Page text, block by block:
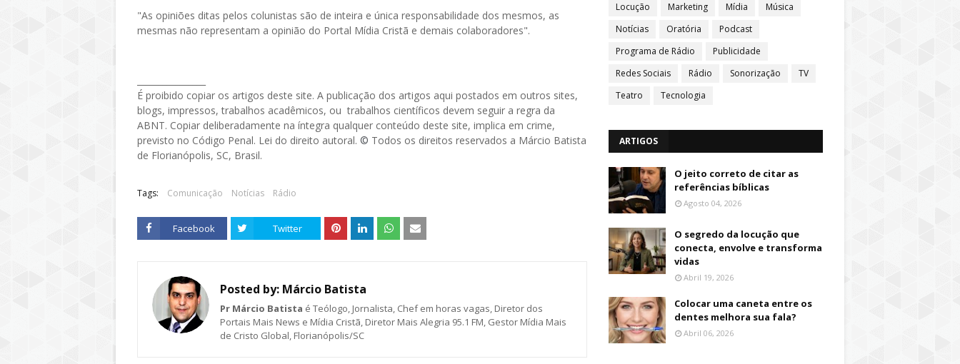
"As opiniões ditas pelos colunistas são de inteira e única responsabilidade dos mesmos, as
mesmas não representam a opinião do Portal Mídia Cristã e demais colaboradores".
É proibido copiar os artigos deste site. A publicação dos artigos aqui postados em outros sites,
blogs, impressos, trabalhos acadêmicos, ou trabalhos científicos devem seguir a regra da
ABNT. Copiar deliberadamente na íntegra qualquer conteúdo deste site, implica em crime,
previsto no Código Penal. Lei do direito autoral. © Todos os direitos reservados a Márcio Batista
de Florianópolis, SC, Brasil.
Tags: Comunicação Notícias Rádio
Facebook Twitter
Posted by: Márcio Batista
Pr Márcio Batista é Teólogo, Jornalista, Chef em horas vagas, Diretor dos
Portais Mais News e Mídia Cristã, Diretor Mais Alegria 95.1 FM, Gestor Mídia Mais
de Cristo Global, Florianópolis/SC
Locução
Marketing Mídia
Música
Notícias
Oratória
Podcast
Programa de Rádio
Publicidade
Redes Sociais
Rádio Sonorização
TV
Teatro
Tecnologia
ARTIGOS
O jeito correto de citar as
referências bíblicas
Agosto 04, 2026
O segredo da locução que
conecta, envolve e transforma
vidas
Abril 19, 2026
Colocar uma caneta entre os
dentes melhora sua fala?
Abril 06, 2026